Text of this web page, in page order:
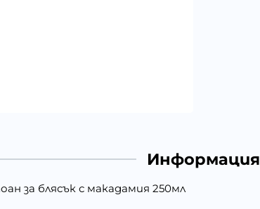
Информация
за блясък с макадамия 250мл